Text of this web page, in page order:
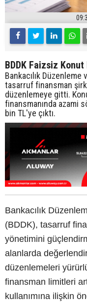
BDDK Faizsiz
Bankacılık
tasarruf finansman
düzenlemeye gitti.
finansmanında azami
bin TL'ye çıktı.
Bankacılık
(BDDK), tasarruf
yönetimini
alanlarda
düzenlemeleri
finansman limitleri
kullanımına ilişkin